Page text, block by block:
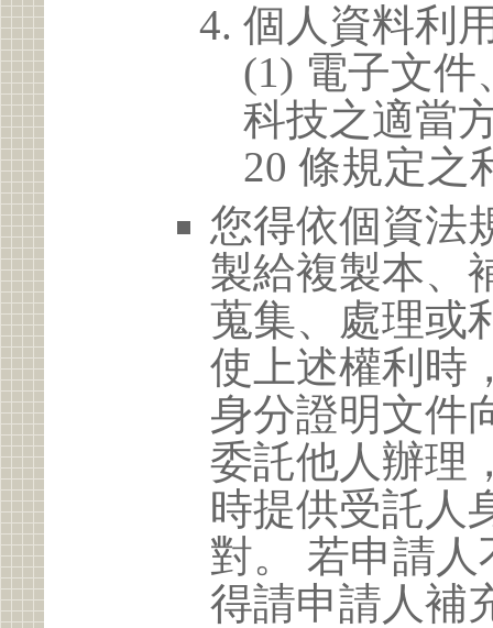
個人資料利
(1) 電子文
科技之適當
20 條規定之
您得依個資法
製給複製本、
蒐集、處理或
使上述權利時
身分證明文件
委託他人辦理
時提供受託人
對。 若申請
得請申請人補